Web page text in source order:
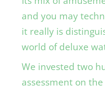
and you may
it really is
world of deluxe
We invested two
assessment on